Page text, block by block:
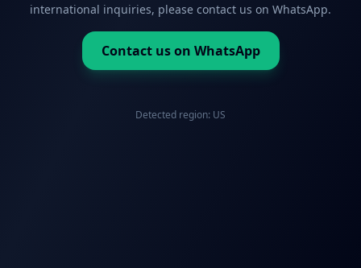
international inquiries, please contact us on WhatsApp.
Contact us on WhatsApp
Detected region: US